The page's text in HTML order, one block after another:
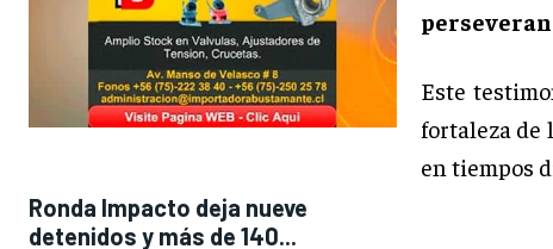
Ronda Impacto deja nueve
detenidos y más de 140...
Este
fortaleza de
en tiempos